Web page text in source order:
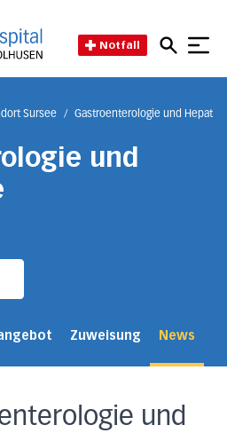
Notfall
Sursee / Gastroenterologie und
und
Zuweisung News
und